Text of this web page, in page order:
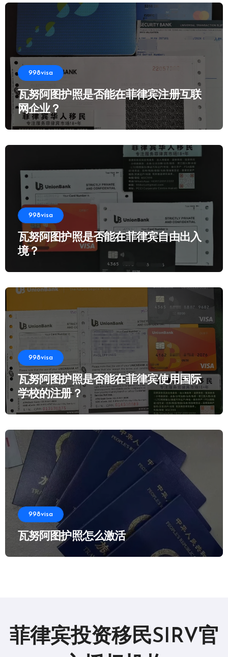
998visa
瓦努阿图护照是否能在菲律宾注册互联
网企业？
998visa
瓦努阿图护照是否能在菲律宾自由出入
境？
998visa
瓦努阿图护照是否能在菲律宾使用国际
学校的注册？
998visa
瓦努阿图护照怎么激活
菲律宾投资移民SIRV官